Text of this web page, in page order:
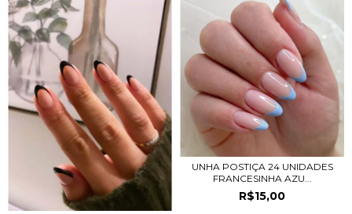
UNHA POSTIÇA 24 UNIDADES
FRANCESINHA AZU...
R$15,00